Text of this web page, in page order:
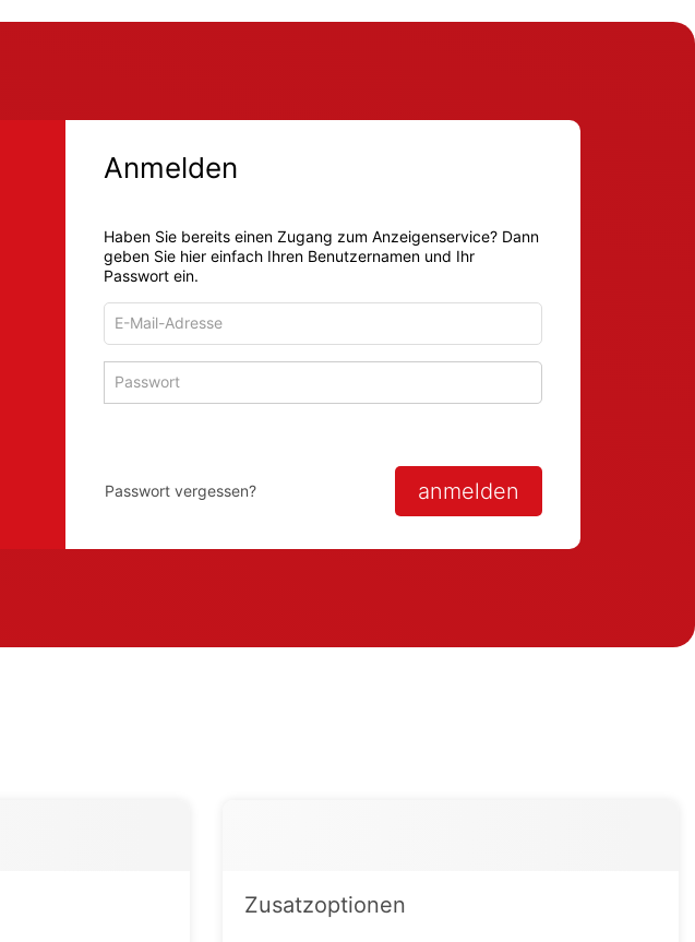
Anmelden
Haben Sie bereits einen Zugang zum Anzeigenservice? Dann
geben Sie hier einfach Ihren Benutzernamen und Ihr
Passwort ein.
Adresse
zum
Anmelden
anmelden
Passwort vergessen?
Zusatzoptionen